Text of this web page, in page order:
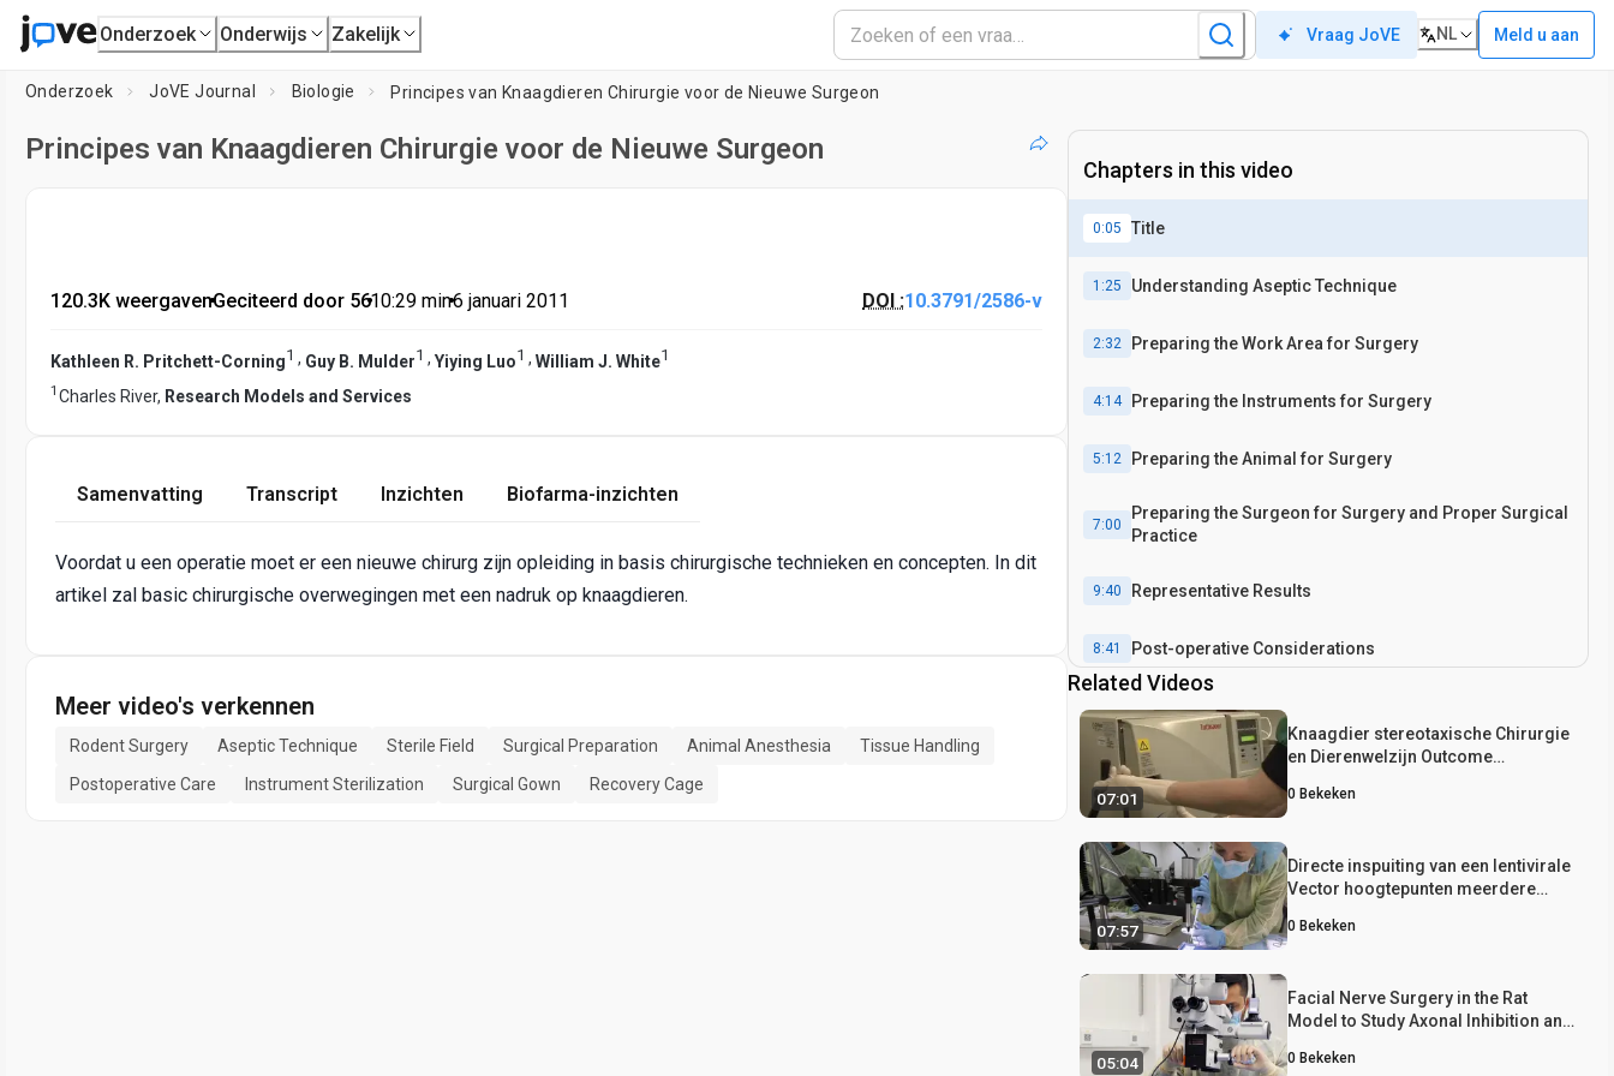
Onderzoek Onderwijs Zakelijk Vraag JoVE NL Meld u aan
Onderzoek JoVE Journal Biologie Principes van Knaagdieren Chirurgie voor de Nieuwe Surgeon
Principes van Knaagdieren Chirurgie voor de Nieuwe Surgeon
120.3K weergaven•Geciteerd door 56•10:29 min•6 januari 2011 DOI :10.3791/2586-v
Kathleen R. Pritchett-Corning1 , Guy B. Mulder1 , Yiying Luo1 , William J. White1
1 Charles River, Research Models and Services
Samenvatting Transcript Inzichten Biofarma-inzichten
Voordat u een operatie moet er een nieuwe chirurg zijn opleiding in basis chirurgische technieken en concepten. In dit
artikel zal basic chirurgische overwegingen met een nadruk op knaagdieren.
Meer video's verkennen
Rodent Surgery Aseptic Technique Sterile Field Surgical Preparation Animal Anesthesia
Tissue Handling
Postoperative Care
Instrument Sterilization Surgical Gown Recovery Cage
Chapters in this video
0:05 Title
1:25 Understanding Aseptic Technique
2:32 Preparing the Work Area for Surgery
4:14 Preparing the Instruments for Surgery
5:12 Preparing the Animal for Surgery
7:00
Preparing the Surgeon for Surgery and Proper Surgical
Practice
9:40 Representative Results
8:41 Post-operative Considerations
10:00 Conclusion
Related Videos
07:01
Knaagdier stereotaxische Chirurgie
en Dierenwelzijn Outcome
Neuroscience
0 Bekeken
07:57
Directe inspuiting van een lentivirale
Vector hoogtepunten meerdere
Rat
0 Bekeken
05:04
Facial Nerve Surgery in the Rat
Model to Study Axonal Inhibition and
0 Bekeken